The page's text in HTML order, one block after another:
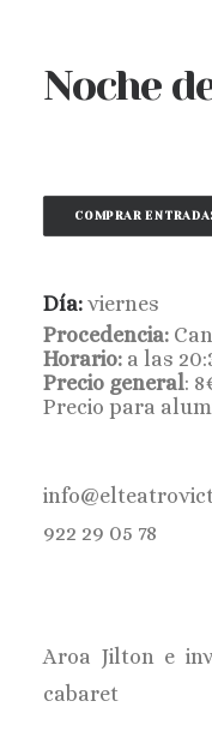
Noche
COMPRAR
Día: viernes
Procedencia:
Horario: a las
Precio general:
Precio para
922 29 05 78
Aroa Jilton e
cabaret